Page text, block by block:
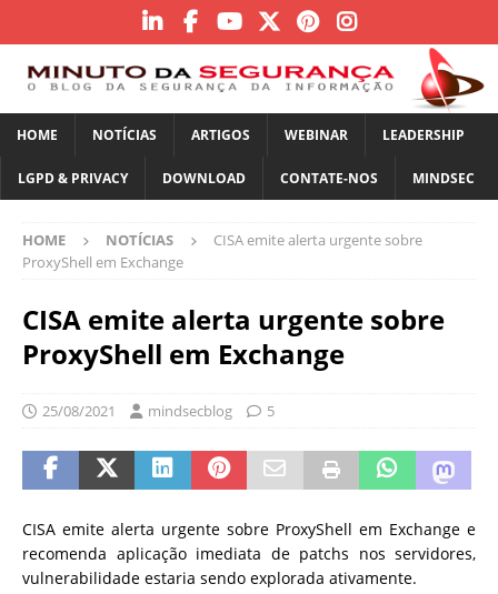
HOME NOTÍCIAS ARTIGOS WEBINAR LEADERSHIP
LGPD & PRIVACY DOWNLOAD CONTATE-NOS MINDSEC
HOME NOTÍCIAS
CISA emite alerta urgente sobre
ProxyShell em Exchange
CISA emite alerta urgente sobre
ProxyShell em Exchange
25/08/2021 mindsecblog 5
CISA emite alerta urgente sobre ProxyShell em Exchange e
recomenda aplicação imediata de patchs nos servidores,
vulnerabilidade estaria sendo explorada ativamente.